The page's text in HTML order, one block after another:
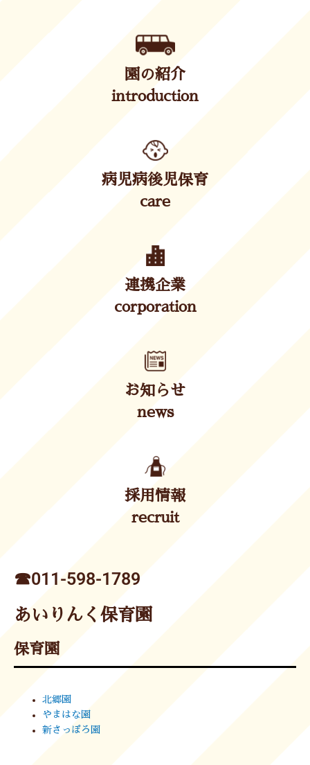
園の紹介
introduction
病児病後児保育
care
連携企業
corporation
お知らせ
news
採用情報
recruit
☎︎011-598-1789
あいりんく保育園
保育園
北郷園
やまはな園
新さっぽろ園